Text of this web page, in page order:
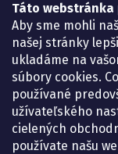
Táto webstránka
Aby sme mohli
našej stránky
ukladáme na
súbory cookies.
používané
užívateľského
cielených
používate našu
Lekáreň ADONAI
Košice – Smetanova
Pondelok:
07.30 –
Utorok:
07.30 –
Streda:
07.30 –
Štvrtok:
07.30 –
Piatok:
07.30 –
KONTAKT